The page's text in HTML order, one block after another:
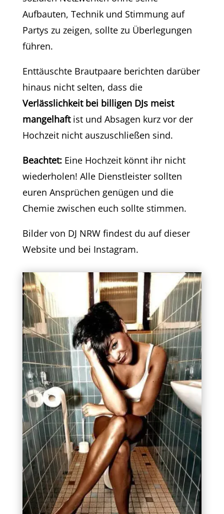
Aufbauten, Technik und Stimmung auf
Partys zu zeigen, sollte zu Überlegungen
führen.
Enttäuschte Brautpaare berichten darüber
hinaus nicht selten, dass die
Verlässlichkeit bei billigen DJs meist
mangelhaftist und Absagen kurz vor der
Hochzeit nicht auszuschließen sind.
Beachtet:Eine Hochzeit könnt ihr nicht
wiederholen! Alle Dienstleister sollten
euren Ansprüchen genügen und die
Chemie zwischen euch sollte stimmen.
Bilder von DJ NRW findest du auf dieser
Websiteund bei Instagram.